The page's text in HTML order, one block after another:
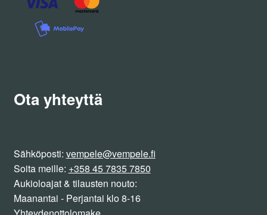
Ota yhteyttä
Sähköposti: vempele@vempele.fi
Soita meille: +358 45 7835 7850
Aukioloajat & tilausten nouto:
Maanantai - Perjantai klo 8-16